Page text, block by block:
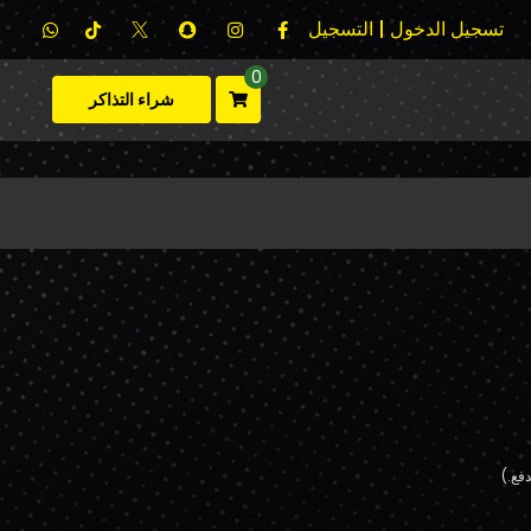
تسجيل الدخول | التسجيل
0
شراء التذاكر